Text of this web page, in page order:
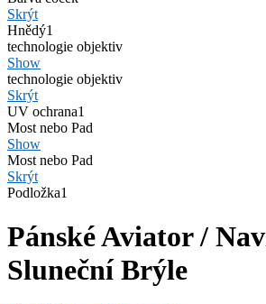
Skrýt
Hnědý1
technologie objektiv
Show
technologie objektiv
Skrýt
UV ochrana1
Most nebo Pad
Show
Most nebo Pad
Skrýt
Podložka1
Pánské Aviator /
Sluneční Brýle